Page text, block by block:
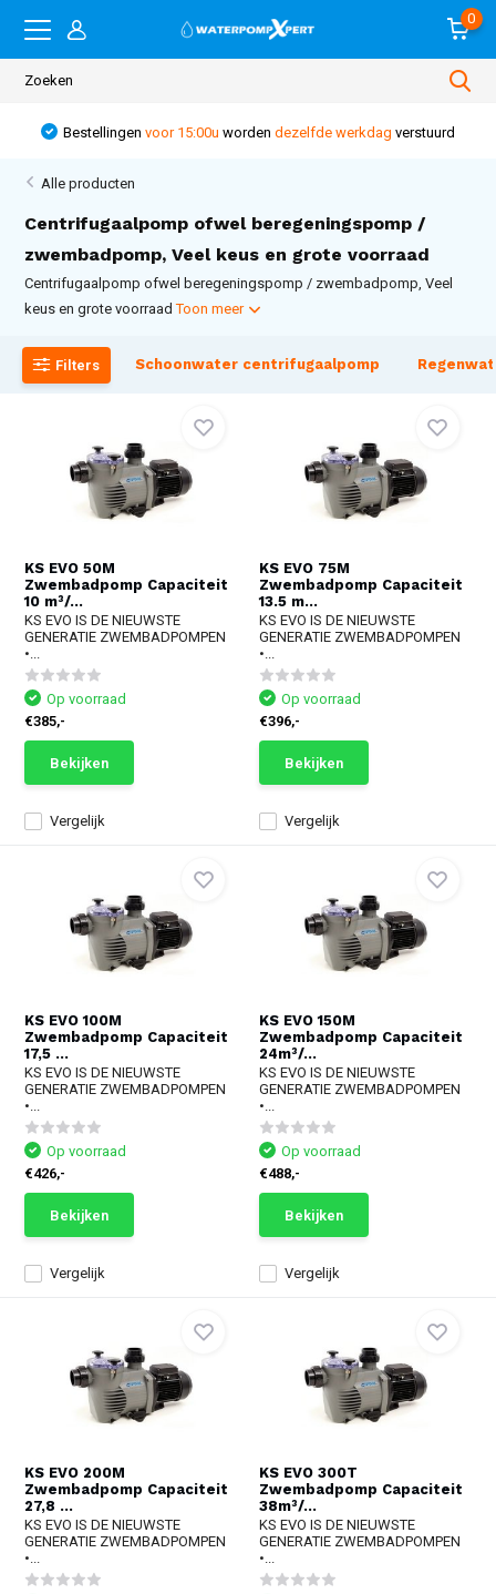
0
Bestellingenvoor 15:00uwordendezelfde werkdagverstuurd
Alle producten
Centrifugaalpomp ofwel beregeningspomp /
zwembadpomp, Veel keus en grote voorraad
Centrifugaalpomp ofwel beregeningspomp / zwembadpomp, Veel
keus en grote voorraadToon meer
Filters Schoonwater centrifugaalpomp
KS EVO 50M
Zwembadpomp Capaciteit
10 m³/...
KS EVO IS DE NIEUWSTE
GENERATIE ZWEMBADPOMPEN
•...
Vergelijk
Op voorraad
€385,-
Bekijken
KS EVO 75M
Zwembadpomp Capaciteit
13.5 m...
KS EVO IS DE NIEUWSTE
GENERATIE ZWEMBADPOMPEN
•...
Vergelijk
Op voorraad
€396,-
Bekijken
KS EVO 100M
Zwembadpomp Capaciteit
17,5 ...
KS EVO IS DE NIEUWSTE
GENERATIE ZWEMBADPOMPEN
•...
Vergelijk
Op voorraad
€426,-
Bekijken
KS EVO 150M
Zwembadpomp Capaciteit
24m³/...
KS EVO IS DE NIEUWSTE
GENERATIE ZWEMBADPOMPEN
•...
Vergelijk
Op voorraad
€488,-
Bekijken
KS EVO 200M
Zwembadpomp Capaciteit
27,8 ...
KS EVO IS DE NIEUWSTE
GENERATIE ZWEMBADPOMPEN
•...
KS EVO 300T
Zwembadpomp Capaciteit
38m³/...
KS EVO IS DE NIEUWSTE
GENERATIE ZWEMBADPOMPEN
•...